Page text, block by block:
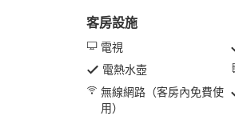
客房設施
電視
電熱水壺
無線網路（客房內免費使
用）